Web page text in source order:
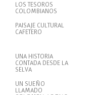
LOS TESOROS
COLOMBIANOS
PAISAJE CULTURAL
CAFETERO
UNA HISTORIA
CONTADA DESDE LA
SELVA
UN SUEÑO
LLAMADO